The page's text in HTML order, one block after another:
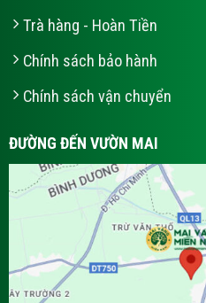
Trà hàng - Hoàn Tiền
Chính sách bảo hành
Chính sách vận chuyển
ĐƯỜNG ĐẾN VƯỜN MAI